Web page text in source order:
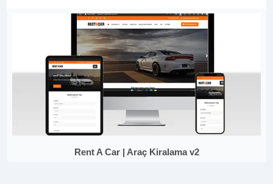
Rent A Car | Araç Kiralama v2